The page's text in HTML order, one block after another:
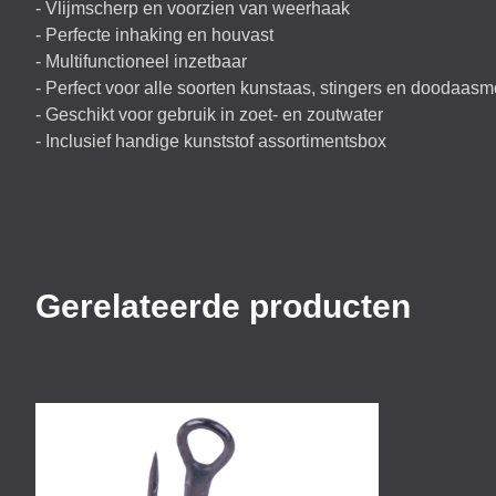
- Vlijmscherp en voorzien van weerhaak
- Perfecte inhaking en houvast
- Multifunctioneel inzetbaar
- Perfect voor alle soorten kunstaas, stingers en
- Geschikt voor gebruik in zoet- en zoutwater
- Inclusief handige kunststof assortimentsbox
Gerelateerde producten